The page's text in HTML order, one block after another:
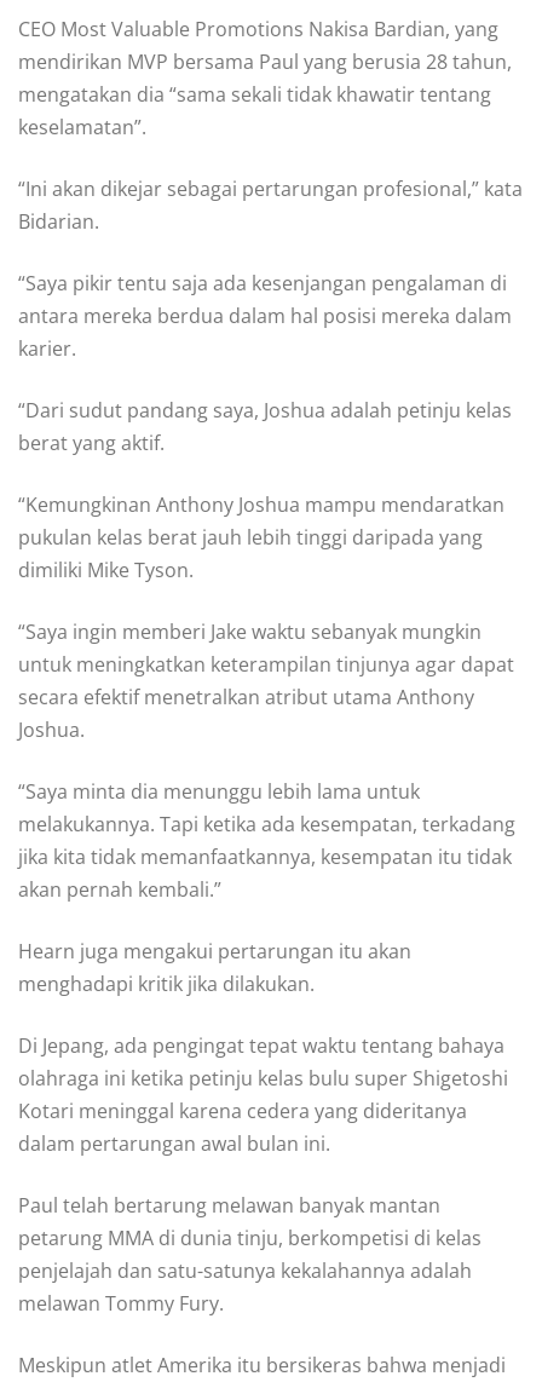
CEO Most Valuable Promotions Nakisa Bardian, yang
mendirikan MVP bersama Paul yang berusia 28 tahun,
mengatakan dia “sama sekali tidak khawatir tentang
keselamatan”.
“Ini akan dikejar sebagai pertarungan profesional,” kata
Bidarian.
“Saya pikir tentu saja ada kesenjangan pengalaman di
antara mereka berdua dalam hal posisi mereka dalam
karier.
“Dari sudut pandang saya, Joshua adalah petinju kelas
berat yang aktif.
“Kemungkinan Anthony Joshua mampu mendaratkan
pukulan kelas berat jauh lebih tinggi daripada yang
dimiliki Mike Tyson.
“Saya ingin memberi Jake waktu sebanyak mungkin
untuk meningkatkan keterampilan tinjunya agar dapat
secara efektif menetralkan atribut utama Anthony
Joshua.
“Saya minta dia menunggu lebih lama untuk
melakukannya. Tapi ketika ada kesempatan, terkadang
jika kita tidak memanfaatkannya, kesempatan itu tidak
akan pernah kembali.”
Hearn juga mengakui pertarungan itu akan
menghadapi kritik jika dilakukan.
Di Jepang, ada pengingat tepat waktu tentang bahaya
olahraga ini ketika petinju kelas bulu super Shigetoshi
Kotari meninggal karena cedera yang dideritanya
dalam pertarungan awal bulan ini.
Paul telah bertarung melawan banyak mantan
petarung MMA di dunia tinju, berkompetisi di kelas
penjelajah dan satu-satunya kekalahannya adalah
melawan Tommy Fury.
Meskipun atlet Amerika itu bersikeras bahwa menjadi